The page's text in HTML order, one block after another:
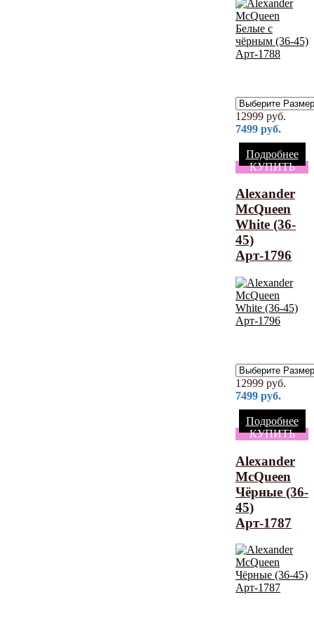
12999 руб.
7499 руб.
Подробнее
КУПИТЬ
Alexander
McQueen
White (36-
45)
Арт-1796
12999 руб.
7499 руб.
Подробнее
КУПИТЬ
Alexander
McQueen
Чёрные (36-
45)
Арт-1787